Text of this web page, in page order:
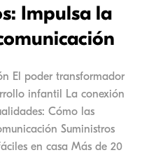
Impulsa la
El poder transformador
infantil La conexión
Cómo las
Suministros
en casa Más de 20